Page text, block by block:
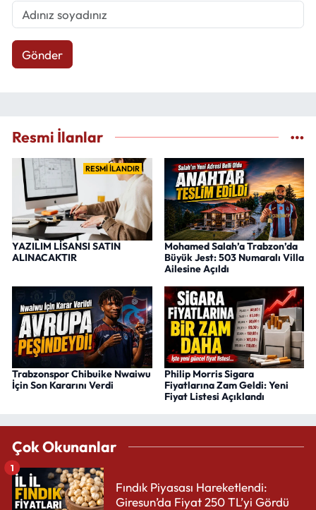
Gönder
Resmi İlanlar
RESMİ İLANDIR
YAZILIM LİSANSI SATIN
ALINACAKTIR
Mohamed Salah’a Trabzon’da
Büyük Jest: 503 Numaralı Villa
Ailesine Açıldı
Trabzonspor Chibuike Nwaiwu
İçin Son Kararını Verdi
Philip Morris Sigara
Fiyatlarına Zam Geldi: Yeni
Fiyat Listesi Açıklandı
Çok Okunanlar
Fındık Piyasası Hareketlendi:
Giresun’da Fiyat 250 TL’yi Gördü
1